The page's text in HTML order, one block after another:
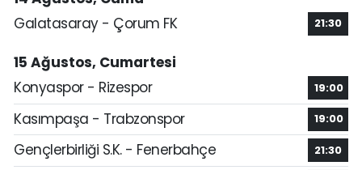
Galatasaray - Çorum FK
21:30
15 Ağustos, Cumartesi
Konyaspor - Rizespor
19:00
Kasımpaşa - Trabzonspor 19:00
Gençlerbirliği S.K. - Fenerbahçe 21:30